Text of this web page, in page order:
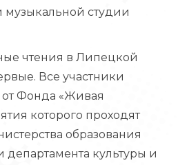
музыкальной студии
чтения в Липецкой
Все участники
Фонда «Живая
которого проходят
образования
культуры и